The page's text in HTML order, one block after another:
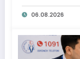
06.08.2026